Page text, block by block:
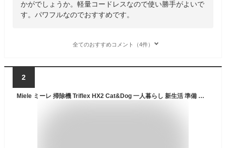
かがでしょうか。軽量コードレスなので使い勝手がよいで
す。パワフルなのでおすすめです。
全てのおすすめコメント（4件）
2
Miele ミーレ 掃除機 Triflex HX2 Cat&Dog 一人暮らし 新生活 準備 引っ越し 家電 ペット 花粉対策 スティック式 スティック型 吸引力 コンパクト ペット 犬 猫 カーペット 【メーカー公式店】